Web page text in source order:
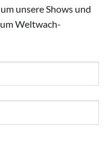
unsere Shows und
Weltwach-